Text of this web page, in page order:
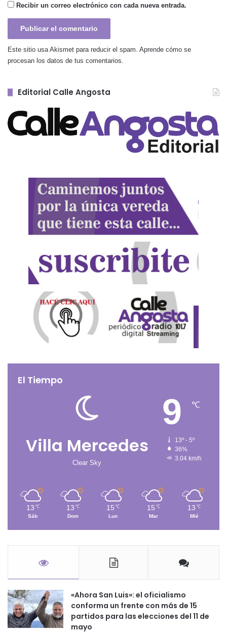
Recibir un correo electrónico con cada nueva entrada.
Este sitio usa Akismet para reducir el spam. Aprende cómo se
procesan los datos de tus comentarios.
Editorial Calle Angosta
El Tiempo
Villa Mercedes
Clear Sky
9 ℃
13º - 5º
36%
3.04 km/h
13 ℃
Sáb
13 ℃
Dom
15 ℃
Lun
15 ℃
Mar
13 ℃
Mié
«Ahora San Luis»: el oficialismo
conforma un frente con más de 15
partidos para las elecciones del 11 de
mayo